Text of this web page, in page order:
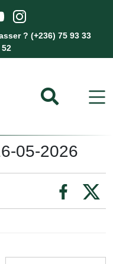
? (+236) 75 93 33
52
05-2026